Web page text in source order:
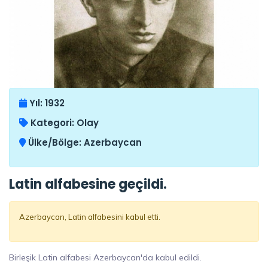
Yıl: 1932
Kategori: Olay
Ülke/Bölge: Azerbaycan
Latin alfabesine geçildi.
Azerbaycan, Latin alfabesini kabul etti.
Birleşik Latin alfabesi Azerbaycan'da kabul edildi.